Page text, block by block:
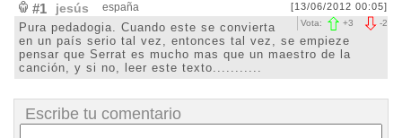
#1 jesús españa [13/06/2012 00:05]
-2
Vota: +3
Pura pedadogia. Cuando este se convierta
en un país serio tal vez, entonces tal vez, se empieze
pensar que Serrat es mucho mas que un maestro de la
canción, y si no, leer este texto...........
Escribe tu comentario